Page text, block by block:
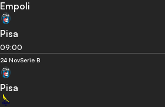
Empoli
Pisa
09:00
24 NovSerie B
Pisa